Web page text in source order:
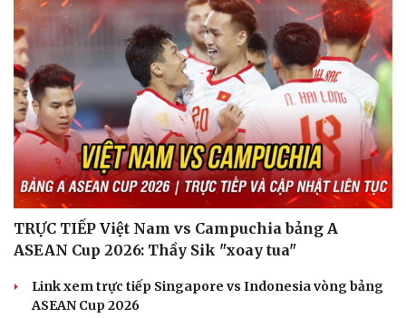
Tư vấn
Săn Tour
check-in
Câu chuyện thời sự
Đọc truyện đêm khuya
Cửa sổ tình yêu
Kể chuyện cho bé
Hạt giống tâm hồn
TRỰC TIẾP Việt Nam vs Campuchia bảng A
ASEAN Cup 2026: Thầy Sik "xoay tua"
Link xem trực tiếp Singapore vs Indonesia vòng bảng
ASEAN Cup 2026